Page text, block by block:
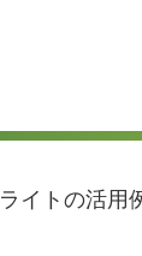
イトの活用